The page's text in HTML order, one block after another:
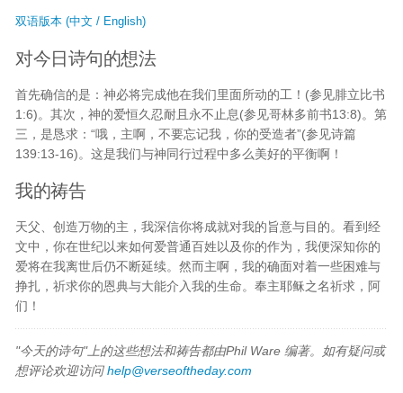
双语版本 (中文 / English)
对今日诗句的想法
首先确信的是：神必将完成他在我们里面所动的工！(参见腓立比书
1:6)。其次，神的爱恒久忍耐且永不止息(参见哥林多前书13:8)。第
三，是恳求：“哦，主啊，不要忘记我，你的受造者”(参见诗篇
139:13-16)。这是我们与神同行过程中多么美好的平衡啊！
我的祷告
天父、创造万物的主，我深信你将成就对我的旨意与目的。看到经
文中，你在世纪以来如何爱普通百姓以及你的作为，我便深知你的
爱将在我离世后仍不断延续。然而主啊，我的确面对着一些困难与
挣扎，祈求你的恩典与大能介入我的生命。奉主耶稣之名祈求，阿
们！
"今天的诗句"上的这些想法和祷告都由Phil Ware 编著。如有疑问或
想评论欢迎访问help@verseoftheday.com